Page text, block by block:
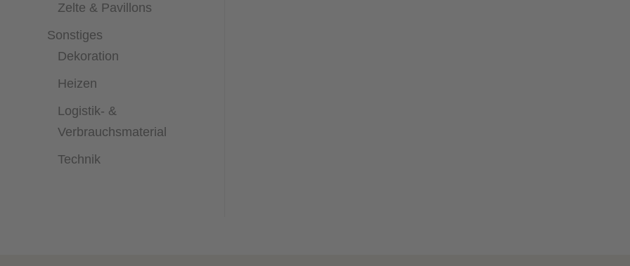
Zelte & Pavillons
Sonstiges
Dekoration
Heizen
Logistik- &
Verbrauchsmaterial
Technik